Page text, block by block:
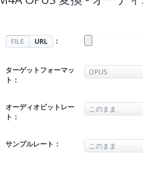
FILE URL ：
ターゲットフォーマッ
ト：
オーディオビットレー
ト：
サンプルレート：